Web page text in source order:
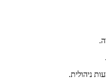
ניהולית.